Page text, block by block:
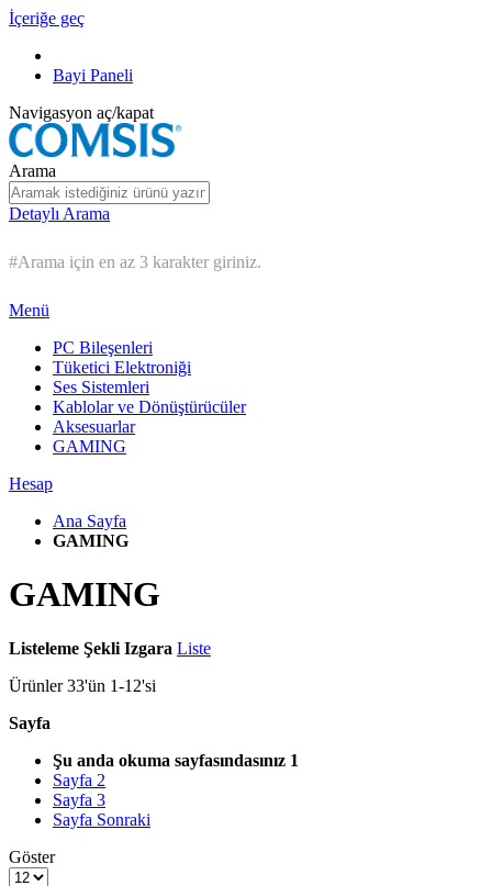
İçeriğe geç
Bayi Paneli
Navigasyon aç/kapat
Arama
Detaylı Arama
#Arama için en az 3 karakter giriniz.
Menü
PC Bileşenleri
Tüketici Elektroniği
Ses Sistemleri
Kablolar ve Dönüştürücüler
Aksesuarlar
GAMING
Hesap
Ana Sayfa
GAMING
GAMING
Listeleme Şekli Izgara Liste
Ürünler33'ün 1-12'si
Sayfa
Şu anda okuma sayfasındasınız 1
Sayfa 2
Sayfa 3
Sayfa Sonraki
Göster